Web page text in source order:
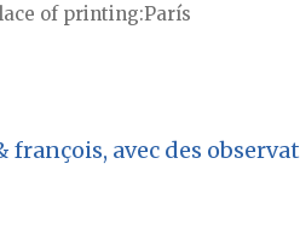
of printing París
avec des